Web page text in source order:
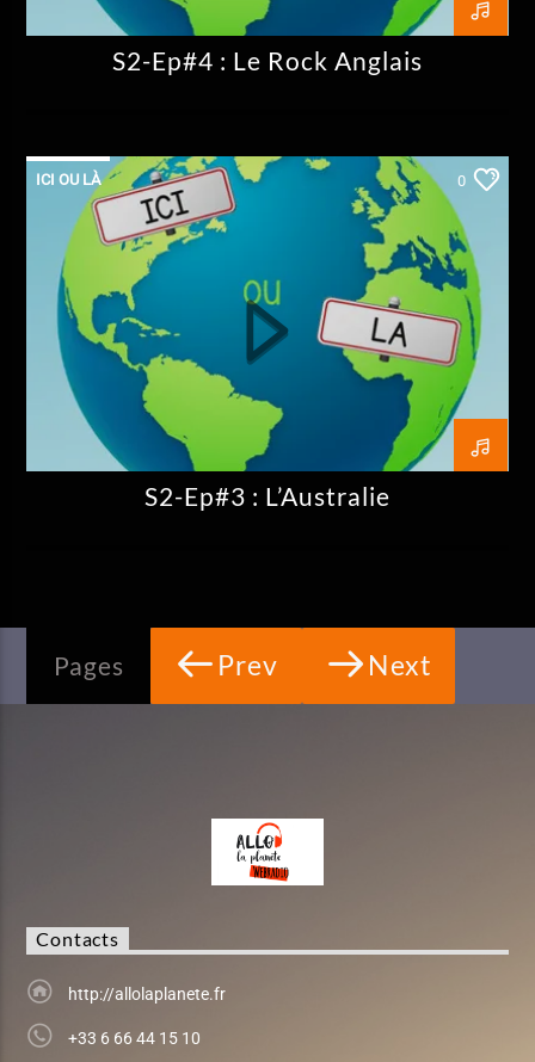
S2-Ep#4 : Le Rock Anglais
ICI OU LÀ 0
S2-Ep#3 : L’Australie
Pages Prev Next
Contacts
http://allolaplanete.fr
+33 6 66 44 15 10